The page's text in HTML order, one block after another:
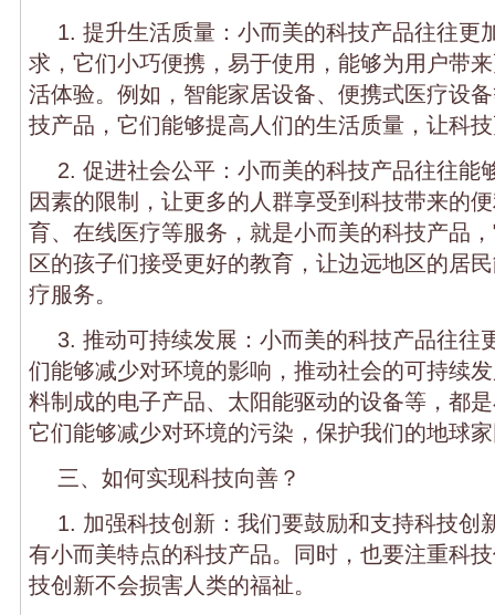
1. 提升生活质量：小而美的科技产品往往更
求，它们小巧便携，易于使用，能够为用户带
活体验。例如，智能家居设备、便携式医疗设
技产品，它们能够提高人们的生活质量，让科
2. 促进社会公平：小而美的科技产品往往能
因素的限制，让更多的人群享受到科技带来的
育、在线医疗等服务，就是小而美的科技产品
区的孩子们接受更好的教育，让边远地区的居
疗服务。
3. 推动可持续发展：小而美的科技产品往往
们能够减少对环境的影响，推动社会的可持续
料制成的电子产品、太阳能驱动的设备等，都
它们能够减少对环境的污染，保护我们的地球
三、如何实现科技向善？
1. 加强科技创新：我们要鼓励和支持科技创
有小而美特点的科技产品。同时，也要注重科
技创新不会损害人类的福祉。